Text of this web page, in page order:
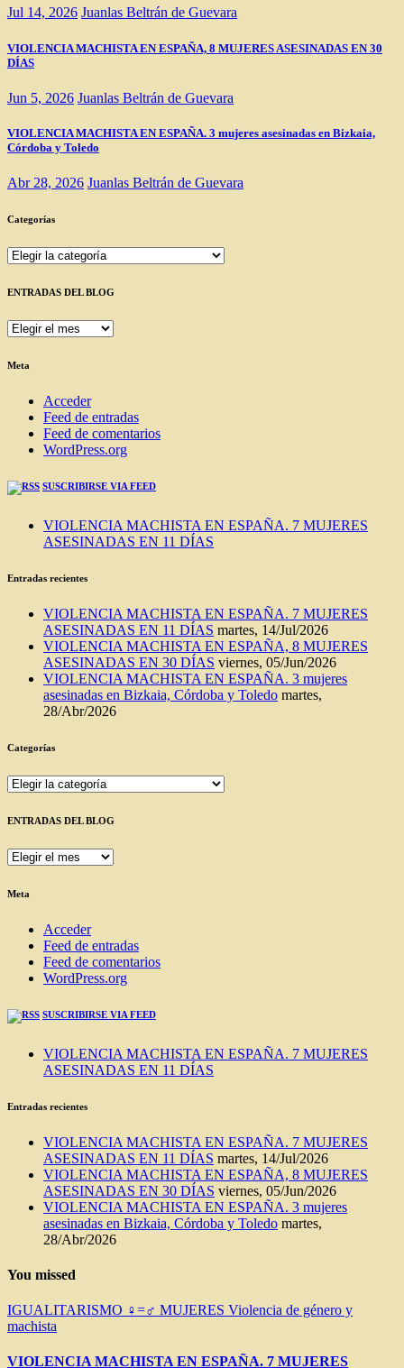
Jul 14, 2026 Juanlas Beltrán de Guevara
VIOLENCIA MACHISTA EN ESPAÑA, 8 MUJERES ASESINADAS EN 30
DÍAS
Jun 5, 2026 Juanlas Beltrán de Guevara
VIOLENCIA MACHISTA EN ESPAÑA. 3 mujeres asesinadas en Bizkaia,
Córdoba y Toledo
Abr 28, 2026 Juanlas Beltrán de Guevara
Categorías
Categorías
ENTRADAS DEL BLOG
ENTRADAS
BLOG
Meta
Acceder
Feed de entradas
Feed de comentarios
WordPress.org
SUSCRIBIRSE VIA FEED
VIOLENCIA MACHISTA EN ESPAÑA. 7 MUJERES
ASESINADAS EN 11 DÍAS
Entradas recientes
VIOLENCIA MACHISTA EN ESPAÑA. 7 MUJERES
ASESINADAS EN 11 DÍAS martes, 14/Jul/2026
VIOLENCIA MACHISTA EN ESPAÑA, 8 MUJERES
ASESINADAS EN 30 DÍAS viernes, 05/Jun/2026
VIOLENCIA MACHISTA EN ESPAÑA. 3 mujeres
asesinadas en Bizkaia, Córdoba y Toledo martes,
28/Abr/2026
Categorías
Categorías
ENTRADAS DEL BLOG
ENTRADAS
BLOG
Meta
Acceder
Feed de entradas
Feed de comentarios
WordPress.org
SUSCRIBIRSE VIA FEED
VIOLENCIA MACHISTA EN ESPAÑA. 7 MUJERES
ASESINADAS EN 11 DÍAS
Entradas recientes
VIOLENCIA MACHISTA EN ESPAÑA. 7 MUJERES
ASESINADAS EN 11 DÍAS martes, 14/Jul/2026
VIOLENCIA MACHISTA EN ESPAÑA, 8 MUJERES
ASESINADAS EN 30 DÍAS viernes, 05/Jun/2026
VIOLENCIA MACHISTA EN ESPAÑA. 3 mujeres
asesinadas en Bizkaia, Córdoba y Toledo martes,
28/Abr/2026
You missed
IGUALITARISMO ♀=♂ MUJERES Violencia de género y
machista
VIOLENCIA MACHISTA EN ESPAÑA. 7 MUJERES